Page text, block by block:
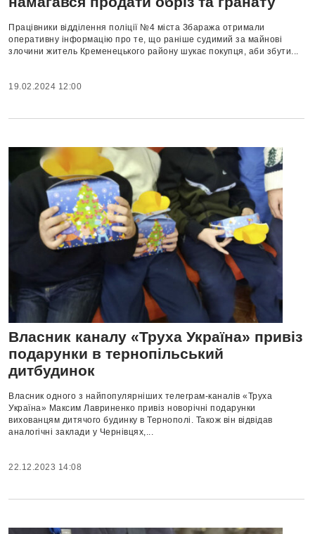
Працівники відділення поліції №4 міста Збаража отримали
оперативну інформацію про те, що раніше судимий за майнові
злочини житель Кременецького району шукає покупця, аби збути...
19.02.2024 12:00
Власник каналу «Труха Україна» привіз
подарунки в тернопільський
дитбудинок
Власник одного з найпопулярніших телеграм-каналів «Труха
Україна» Максим Лавриненко привіз новорічні подарунки
вихованцям дитячого будинку в Тернополі. Також він відвідав
аналогічні заклади у Чернівцях,...
22.12.2023 14:08